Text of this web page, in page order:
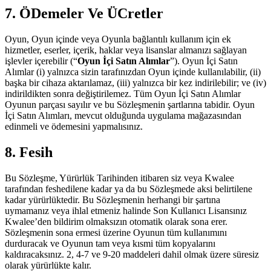
7. ÖDemeler Ve ÜCretler
Oyun, Oyun içinde veya Oyunla bağlantılı kullanım için ek
hizmetler, eserler, içerik, haklar veya lisanslar almanızı sağlayan
işlevler içerebilir (“Oyun İçi Satın Alımlar”). Oyun İçi Satın
Alımlar (i) yalnızca sizin tarafınızdan Oyun içinde kullanılabilir, (ii)
başka bir cihaza aktarılamaz, (iii) yalnızca bir kez indirilebilir; ve (iv)
indirildikten sonra değiştirilemez. Tüm Oyun İçi Satın Alımlar
Oyunun parçası sayılır ve bu Sözleşmenin şartlarına tabidir. Oyun
İçi Satın Alımları, mevcut olduğunda uygulama mağazasından
edinmeli ve ödemesini yapmalısınız.
8. Fesih
Bu Sözleşme, Yürürlük Tarihinden itibaren siz veya Kwalee
tarafından feshedilene kadar ya da bu Sözleşmede aksi belirtilene
kadar yürürlüktedir. Bu Sözleşmenin herhangi bir şartına
uymamanız veya ihlal etmeniz halinde Son Kullanıcı Lisansınız
Kwalee’den bildirim olmaksızın otomatik olarak sona erer.
Sözleşmenin sona ermesi üzerine Oyunun tüm kullanımını
durduracak ve Oyunun tam veya kısmi tüm kopyalarını
kaldıracaksınız. 2, 4-7 ve 9-20 maddeleri dahil olmak üzere süresiz
olarak yürürlükte kalır.